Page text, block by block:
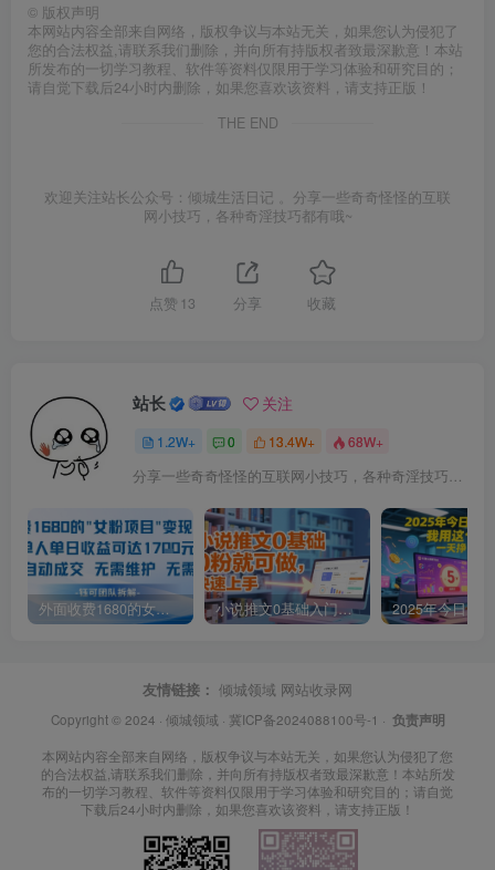
© 版权声明
本网站内容全部来自网络，版权争议与本站无关，如果您认为侵犯了
您的合法权益,请联系我们删除，并向所有持版权者致最深歉意！本站
所发布的一切学习教程、软件等资料仅限用于学习体验和研究目的；
请自觉下载后24小时内删除，如果您喜欢该资料，请支持正版！
THE END
欢迎关注站长公众号：倾城生活日记 。分享一些奇奇怪怪的互联
网小技巧，各种奇淫技巧都有哦~
点赞 13 分享 收藏
站长 关注
1.2W+ 0 13.4W+ 68W+
外面收费1680的女粉项目变现，单人单日收益可达1.7k，全自动成交无需维护 小说推文0基础入门教程，0粉就可做，快速上手
友情链接： 倾城领域 网站收录网
Copyright © 2024 · 倾城领域 · 冀ICP备2024088100号-1 · 负责声明
本网站内容全部来自网络，版权争议与本站无关，如果您认为侵犯了您
的合法权益,请联系我们删除，并向所有持版权者致最深歉意！本站所发
布的一切学习教程、软件等资料仅限用于学习体验和研究目的；请自觉
下载后24小时内删除，如果您喜欢该资料，请支持正版！